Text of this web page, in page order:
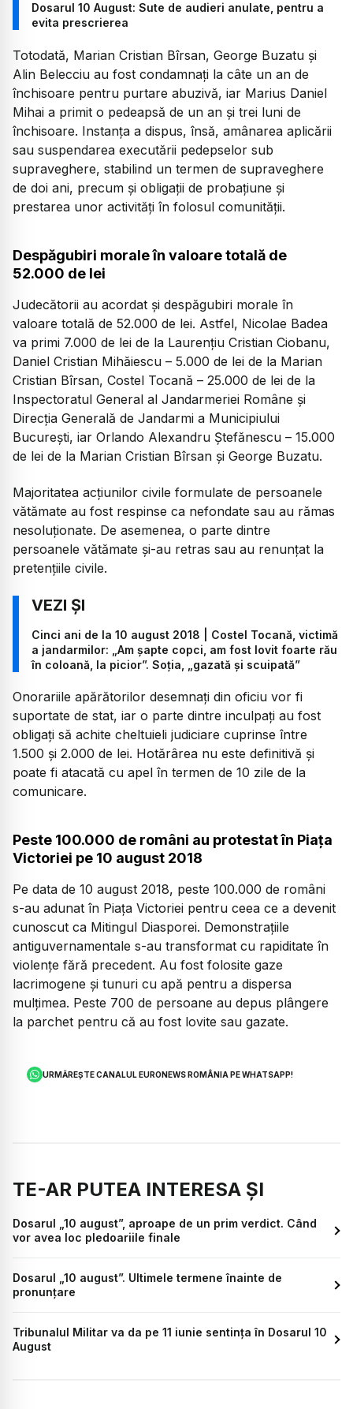
Dosarul 10 August: Sute de audieri anulate, pentru a
evita prescrierea
Totodată, Marian Cristian Bîrsan, George Buzatu și
Alin Belecciu au fost condamnați la câte un an de
închisoare pentru purtare abuzivă, iar Marius Daniel
Mihai a primit o pedeapsă de un an și trei luni de
închisoare. Instanța a dispus, însă, amânarea aplicării
sau suspendarea executării pedepselor sub
supraveghere, stabilind un termen de supraveghere
de doi ani, precum și obligații de probațiune și
prestarea unor activități în folosul comunității.
Despăgubiri morale în valoare totală de
52.000 de lei
Judecătorii au acordat și despăgubiri morale în
valoare totală de 52.000 de lei. Astfel, Nicolae Badea
va primi 7.000 de lei de la Laurențiu Cristian Ciobanu,
Daniel Cristian Mihăiescu – 5.000 de lei de la Marian
Cristian Bîrsan, Costel Tocană – 25.000 de lei de la
Inspectoratul General al Jandarmeriei Române și
Direcția Generală de Jandarmi a Municipiului
București, iar Orlando Alexandru Ștefănescu – 15.000
de lei de la Marian Cristian Bîrsan și George Buzatu.
Majoritatea acțiunilor civile formulate de persoanele
vătămate au fost respinse ca nefondate sau au rămas
nesoluționate. De asemenea, o parte dintre
persoanele vătămate și-au retras sau au renunțat la
pretențiile civile.
Cinci ani de la 10 august 2018 | Costel Tocană, victimă
a jandarmilor: „Am șapte copci, am fost lovit foarte rău
în coloană, la picior”. Soția, „gazată și scuipată”
Onorariile apărătorilor desemnați din oficiu vor fi
suportate de stat, iar o parte dintre inculpați au fost
obligați să achite cheltuieli judiciare cuprinse între
1.500 și 2.000 de lei. Hotărârea nu este definitivă și
poate fi atacată cu apel în termen de 10 zile de la
comunicare.
Peste 100.000 de români au protestat în Piața
Victoriei pe 10 august 2018
Pe data de 10 august 2018, peste 100.000 de români
s-au adunat în Piața Victoriei pentru ceea ce a devenit
cunoscut ca Mitingul Diasporei. Demonstrațiile
antiguvernamentale s-au transformat cu rapiditate în
violențe fără precedent. Au fost folosite gaze
lacrimogene și tunuri cu apă pentru a dispersa
mulțimea. Peste 700 de persoane au depus plângere
la parchet pentru că au fost lovite sau gazate.
URMĂREȘTE CANALUL EURONEWS ROMÂNIA PE WHATSAPP!
TE-AR PUTEA INTERESA ȘI
Dosarul „10 august”, aproape de un prim verdict. Când
vor avea loc pledoariile finale
Dosarul „10 august”. Ultimele termene înainte de
pronunțare
Tribunalul Militar va da pe 11 iunie sentința în Dosarul 10
August